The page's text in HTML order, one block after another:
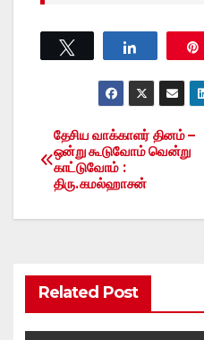
Post
navigation
தேசிய வாக்காளர் தினம் –
ஒன்று கூடுவோம் வென்று
காட்டுவோம் :
திரு.கமல்ஹாசன்
Related Post